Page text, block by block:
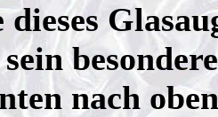
dieses
nach